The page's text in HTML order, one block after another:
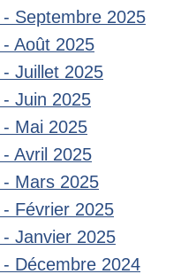
Septembre 2025
Août 2025
Juillet 2025
Juin 2025
Mai 2025
Avril 2025
Mars 2025
Février 2025
Janvier 2025
Décembre 2024